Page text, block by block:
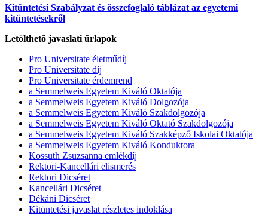
Kitüntetési Szabályzat és összefoglaló táblázat az egyetemi
kitüntetésekről
Letölthető javaslati űrlapok
Pro Universitate életműdíj
Pro Universitate díj
Pro Universitate érdemrend
a Semmelweis Egyetem Kiváló Oktatója
a Semmelweis Egyetem Kiváló Dolgozója
a Semmelweis Egyetem Kiváló Szakdolgozója
a Semmelweis Egyetem Kiváló Oktató Szakdolgozója
a Semmelweis Egyetem Kiváló Szakképző Iskolai Oktatója
a Semmelweis Egyetem Kiváló Konduktora
Kossuth Zsuzsanna emlékdíj
Rektori-Kancellári elismerés
Rektori Dicséret
Kancellári Dicséret
Dékáni Dicséret
Kitüntetési javaslat részletes indoklása